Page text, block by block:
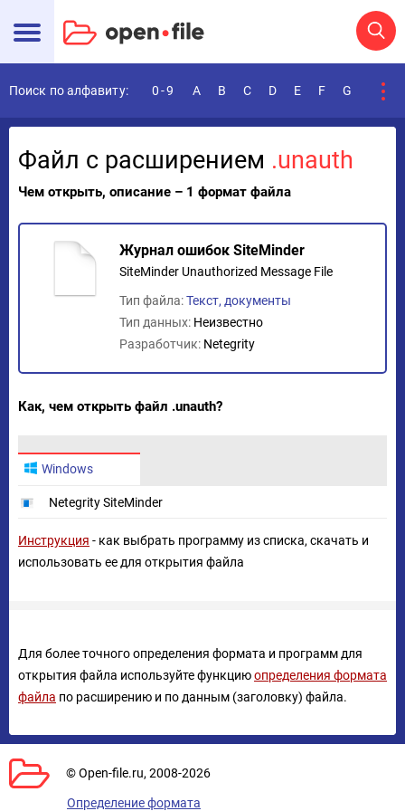
Поиск по алфавиту: 0-9 A B C D E F G
Файл с расширением .unauth
Чем открыть, описание – 1 формат файла
Журнал ошибок SiteMinder
SiteMinder Unauthorized Message File
Тип файла:Текст, документы
Тип данных: Неизвестно
Разработчик: Netegrity
Как, чем открыть файл .unauth?
Windows
Netegrity SiteMinder
Инструкция - как выбрать программу из списка, скачать и
использовать ее для открытия файла
Для более точного определения формата и программ для
открытия файла используйте функциюопределения формата
файла по расширению и по данным (заголовку) файла.
© Open-file.ru, 2008-2026
Определение формата